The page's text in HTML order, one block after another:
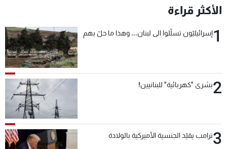
الأكثر قراءة
1إسرائيليّون تسلّلوا الى لبنان... وهذا ما حلّ بهم
2بشرى "كهربائية" للبنانيين!
3ترامب يقيّد الجنسية الأميركية بالولادة
عن MTV
الإنـتـاج
وظائف
شروط الإسـتخدام
سياسة الخصوصية